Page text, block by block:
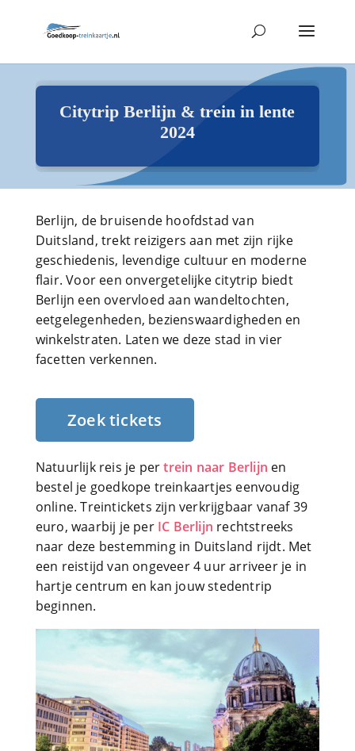
Citytrip Berlijn & trein in lente
2024
Berlijn, de bruisende hoofdstad van
Duitsland, trekt reizigers aan met zijn rijke
geschiedenis, levendige cultuur en moderne
flair. Voor een onvergetelijke citytrip biedt
Berlijn een overvloed aan wandeltochten,
eetgelegenheden, bezienswaardigheden en
winkelstraten. Laten we deze stad in vier
facetten verkennen.
Zoek tickets
Natuurlijk reis je pertrein naar Berlijn en
bestel je goedkope treinkaartjes eenvoudig
online. Treintickets zijn verkrijgbaar vanaf 39
euro, waarbij je perIC Berlijn rechtstreeks
naar deze bestemming in Duitsland rijdt. Met
een reistijd van ongeveer 4 uur arriveer je in
hartje centrum en kan jouw stedentrip
beginnen.